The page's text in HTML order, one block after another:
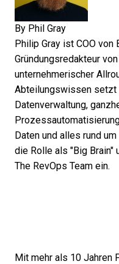
By Phil Gray
Philip Gray ist COO von
Gründungsredakteur
unternehmerischer
Abteilungswissen setzt
Datenverwaltung,
Daten und alles rund
die Rolle als "Big Brain"
The RevOps Team ein.
Mit mehr als 10 Jahren